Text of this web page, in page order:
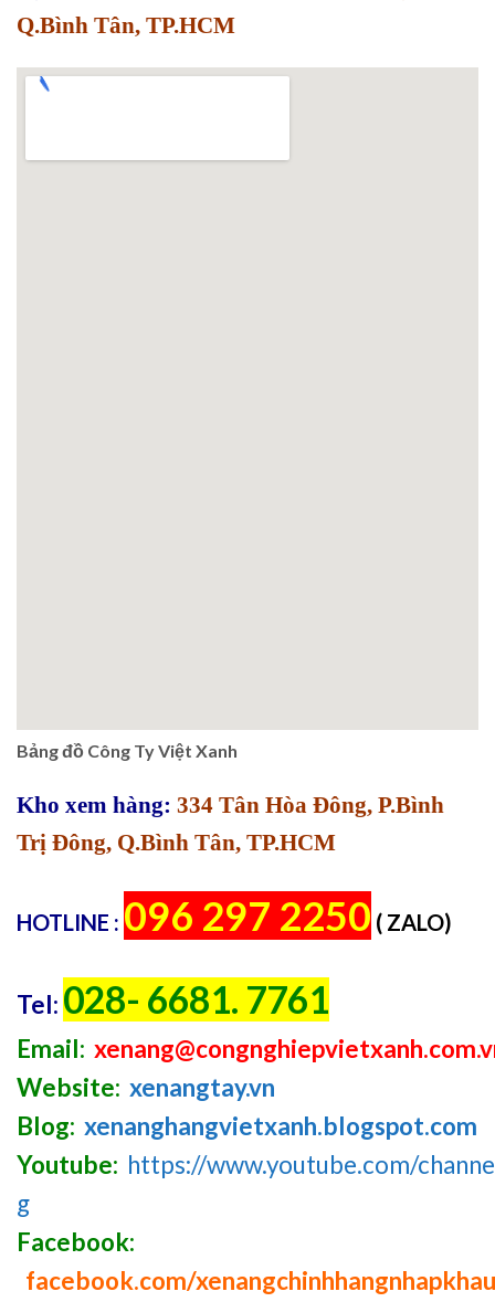
Q.Bình Tân, TP.HCM
Bảng đồ Công Ty Việt Xanh
Kho xem hàng: 334 Tân Hòa Đông, P.Bình
Trị Đông, Q.Bình Tân, TP.HCM
HOTLINE : 096 297 2250 ( ZALO)
Tel: 028- 6681. 7761
Email:
Website: xenangtay.vn
Blog: xenanghangvietxanh.blogspot.com
Youtube: https://www.youtube.com/
g
Facebook:
facebook.com/xenangchinhhangnhapkhau